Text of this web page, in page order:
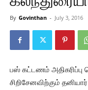
By Govinthan - July 3, 2016
பஸ் கட்டணம் அதிகரிப்பு
சிறிசேனவிற்கும்